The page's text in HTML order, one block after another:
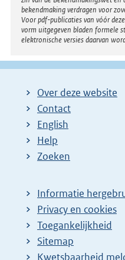
bekendmaking verdragen voor
Voor pdf-publicaties van vóór
vorm uitgegeven bladen formele
elektronische versies daarvan
Over deze website
Contact
English
Help
Zoeken
Informatie
Privacy en cookies
Toegankelijkheid
Sitemap
E
Kwetsbaarheid